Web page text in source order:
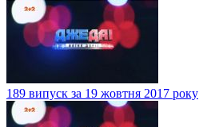
189 випуск за 19 жовтня 2017 року